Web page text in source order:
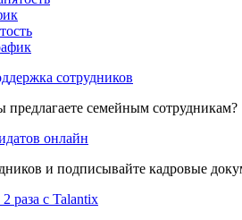
сотрудников
предлагаете семейным сотрудникам?
онлайн
и подписывайте кадровые
раза с Talantix